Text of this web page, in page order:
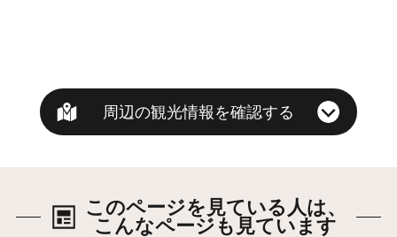
周辺の観光情報を確認する
このページを見ている人は、
こんなページも見ています